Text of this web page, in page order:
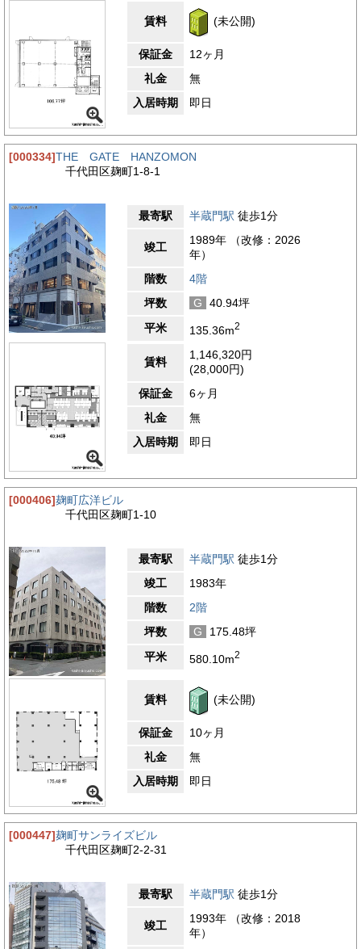
は個別空調とOAフロアを完備しており、レイアウト変更や配線
計画も柔軟に対応できます。トイレは室外に男女別で設置され、
執務スペースを最大限有効活用できる点も魅力です。
【周辺ガイド】
麹町YKビルの周辺環境は、都心でありながら落ち着きと品格を
兼ね備えた、千代田区らしい魅力あふれるエリアです。周辺は官
公庁や大使館、オフィスビルが多く集まるエリアで、街全体に落
ち着いた空気が漂っています。繁華街のような賑わいは少なく、
騒音や人通りの多さに悩まされにくい環境のため、静かで集中し
やすいオフィス環境を求める企業には特に適したロケーションと
いえます。治安の良さもこのエリアの魅力のひとつで、女性社員
の方でも安心して通勤しやすい地域です。飲食環境においてもバ
カフェ、和食店などが点在しています。ビジネスランチに利用し
やすい店舗が多く、来客時の会食や打ち合わせにも困ることはあ
りません。また、少し足を延ばせば四ツ谷方面や赤坂方面にもア
クセスでき、多彩な飲食店の選択肢が広がります。生活利便施設
も充実しており、コンビニエンスストアやドラッグストア、銀
行、郵便局などが徒歩圏内に揃っています。急な買い出しや各種
手続きにも対応しやすく、日常業務をスムーズにこなすためのイ
ンフラが整ったエリアです。周辺には緑を感じられる場所も点在
しており、少し歩けば皇居外苑や北の丸公園といった自然豊かな
エリアにもアクセス可能です。都心で働きながらも、自然を身近
に感じられる環境は、リフレッシュや気分転換にも最適で、働く
人に心地よい時間を提供してくれます。
【評価】 4.1
駅からの距離
エントランス
賃料 (未公開)
保証金
12ヶ月
礼金
無
入居時期
即日
[000334]THE GATE HANZOMON
千代田区麹町1-8-1
最寄駅 半蔵門駅 徒歩1分
竣工
1989年 （改修：2026
年）
階数
4階
坪数
G
40.94坪
平米
135.36m2
賃料
1,146,320円
(28,000円)
保証金
6ヶ月
礼金
無
入居時期
即日
[000406]麹町広洋ビル
千代田区麹町1-10
最寄駅 半蔵門駅 徒歩1分
竣工
1983年
階数
2階
坪数
G
175.48坪
平米
580.10m2
賃料 (未公開)
保証金
10ヶ月
礼金
無
入居時期
即日
[000447]麹町サンライズビル
千代田区麹町2-2-31
最寄駅 半蔵門駅 徒歩1分
竣工
1993年 （改修：2018
年）